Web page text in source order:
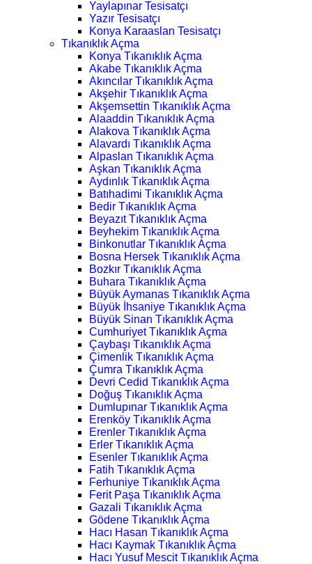
Yaylapınar Tesisatçı
Yazır Tesisatçı
Konya Karaaslan Tesisatçı
Tıkanıklık Açma
Konya Tıkanıklık Açma
Akabe Tıkanıklık Açma
Akıncılar Tıkanıklık Açma
Akşehir Tıkanıklık Açma
Akşemsettin Tıkanıklık Açma
Alaaddin Tıkanıklık Açma
Alakova Tıkanıklık Açma
Alavardı Tıkanıklık Açma
Alpaslan Tıkanıklık Açma
Aşkan Tıkanıklık Açma
Aydınlık Tıkanıklık Açma
Batıhadimi Tıkanıklık Açma
Bedir Tıkanıklık Açma
Beyazıt Tıkanıklık Açma
Beyhekim Tıkanıklık Açma
Binkonutlar Tıkanıklık Açma
Bosna Hersek Tıkanıklık Açma
Bozkır Tıkanıklık Açma
Buhara Tıkanıklık Açma
Büyük Aymanas Tıkanıklık Açma
Büyük İhsaniye Tıkanıklık Açma
Büyük Sinan Tıkanıklık Açma
Cumhuriyet Tıkanıklık Açma
Çaybaşı Tıkanıklık Açma
Çimenlik Tıkanıklık Açma
Çumra Tıkanıklık Açma
Devri Cedid Tıkanıklık Açma
Doğuş Tıkanıklık Açma
Dumlupınar Tıkanıklık Açma
Erenköy Tıkanıklık Açma
Erenler Tıkanıklık Açma
Erler Tıkanıklık Açma
Esenler Tıkanıklık Açma
Fatih Tıkanıklık Açma
Ferhuniye Tıkanıklık Açma
Ferit Paşa Tıkanıklık Açma
Gazali Tıkanıklık Açma
Gödene Tıkanıklık Açma
Hacı Hasan Tıkanıklık Açma
Hacı Kaymak Tıkanıklık Açma
Hacı Yusuf Mescit Tıkanıklık Açma